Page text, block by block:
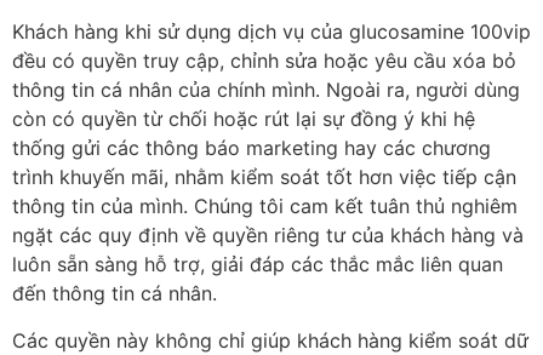
Khách hàng khi sử dụng dịch vụ của glucosamine 100vip
đều có quyền truy cập, chỉnh sửa hoặc yêu cầu xóa bỏ
thông tin cá nhân của chính mình. Ngoài ra, người dùng
còn có quyền từ chối hoặc rút lại sự đồng ý khi hệ
thống gửi các thông báo marketing hay các chương
trình khuyến mãi, nhằm kiểm soát tốt hơn việc tiếp cận
thông tin của mình. Chúng tôi cam kết tuân thủ nghiêm
ngặt các quy định về quyền riêng tư của khách hàng và
luôn sẵn sàng hỗ trợ, giải đáp các thắc mắc liên quan
đến thông tin cá nhân.
Các quyền này không chỉ giúp khách hàng kiểm soát dữ